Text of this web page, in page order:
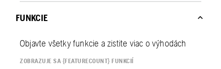
FUNKCIE
Objavte všetky funkcie a zistite viac o výhodách
ZOBRAZUJE SA {FEATURECOUNT} FUNKCIÍ